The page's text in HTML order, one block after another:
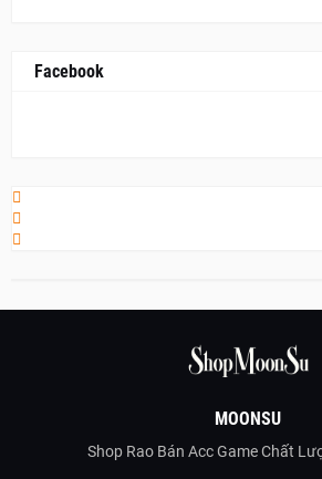
Facebook
MOONSU
Shop Rao Bán Acc Game Chất